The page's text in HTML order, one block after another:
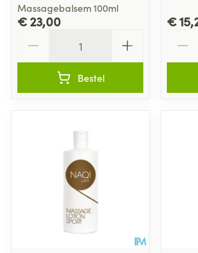
Massagebalsem 100ml
€ 23,00
Bestel
€